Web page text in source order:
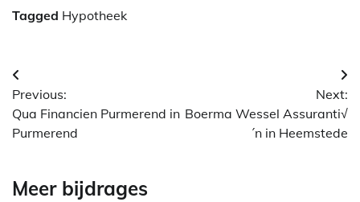
Tagged Hypotheek
Berichtnavigatie
Previous:
Qua Financien Purmerend in
Purmerend
Next:
Boerma Wessel Assuranti√
´n in Heemstede
Meer bijdrages